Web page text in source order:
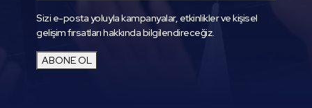
Sizi e-posta yoluyla kampanyalar, etkinlikler ve kişisel
gelişim fırsatları hakkında bilgilendireceğiz.
ABONE OL